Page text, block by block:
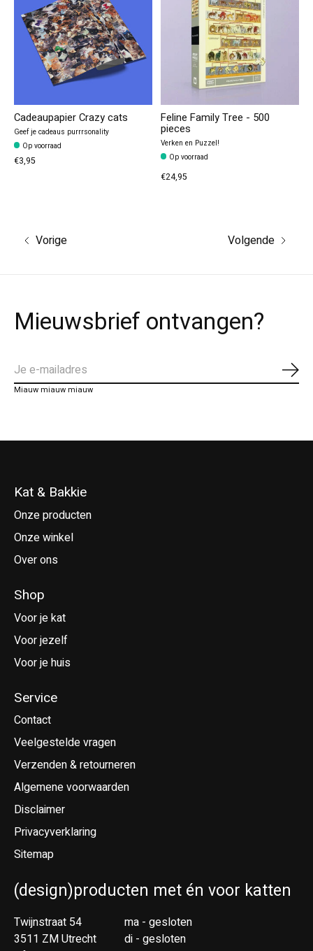
Cadeaupapier Crazy cats
Geef je cadeaus purrrsonality
Op voorraad
€3,95
Feline Family Tree - 500
pieces
Verken en Puzzel!
Op voorraad
€24,95
Vorige Volgende
Mieuwsbrief ontvangen?
Miauw miauw miauw
Kat & Bakkie
Onze producten
Onze winkel
Over ons
Shop
Voor je kat
Voor jezelf
Voor je huis
Service
Contact
Veelgestelde vragen
Verzenden & retourneren
Algemene voorwaarden
Disclaimer
Privacyverklaring
Sitemap
(design)producten met én voor katten
Twijnstraat 54
3511 ZM Utrecht
ma - gesloten
di - gesloten